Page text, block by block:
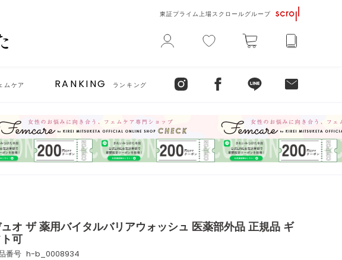
東証プライム上場スクロールグループ
ムケア RANKING ランキング
オ ザ 薬用バイタルバリアウォッシュ 医薬部外品 正規品 ギ
可
番号 h-b_0008934